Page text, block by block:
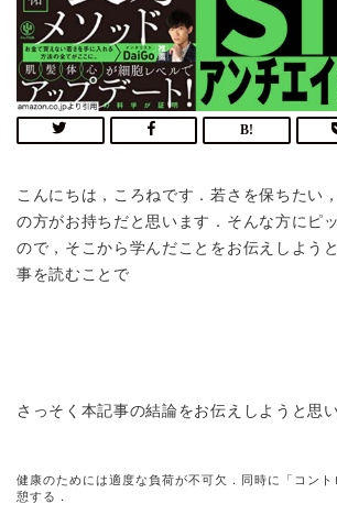
こんにちは，ころねです．若さを保ちたい
の方がお持ちだと思います．そんな方にピ
ので，そこから学んだことをお伝えしよう
事を読むことで
さっそく本記事の結論をお伝えしようと思
健康のためには適度な負荷が不可欠．同時に 「コン
憩する．